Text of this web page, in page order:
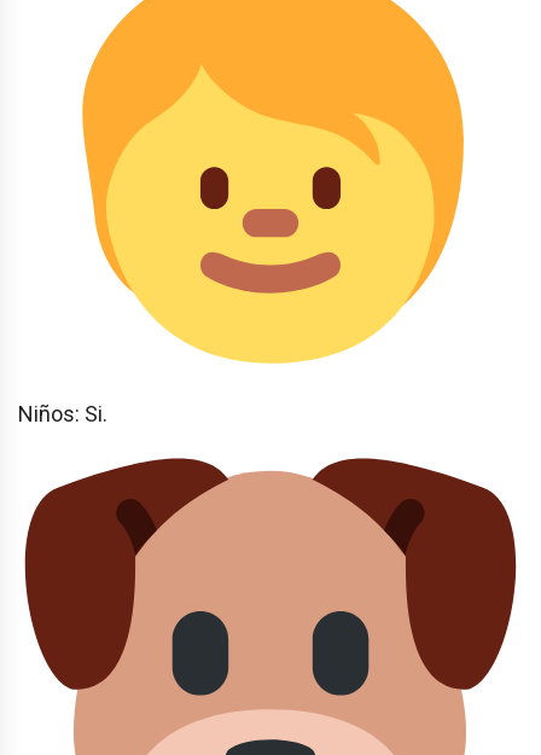
Niños: Si.